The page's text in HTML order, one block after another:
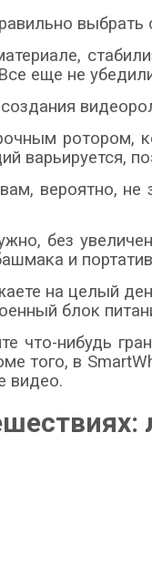
выбрать
еще не
ротором,
варьируется,
вероятно,
без
и
на целый
блок
что-нибудь
того, в
видео.